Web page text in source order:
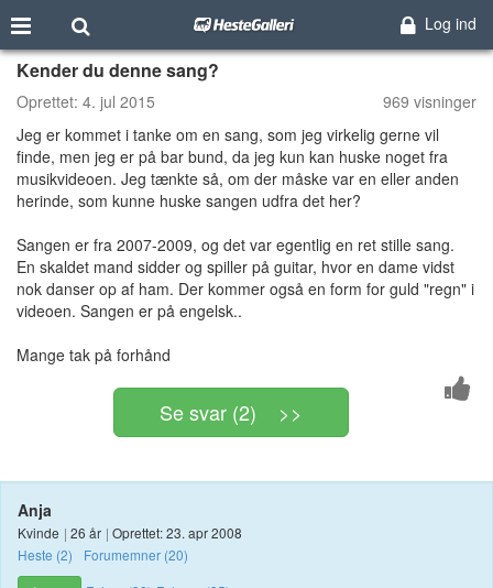
Log ind
Kender du denne sang?
Oprettet: 4. jul 2015
969 visninger
Jeg er kommet i tanke om en sang, som jeg virkelig gerne vil
finde, men jeg er på bar bund, da jeg kun kan huske noget fra
musikvideoen. Jeg tænkte så, om der måske var en eller anden
herinde, som kunne huske sangen udfra det her?
Sangen er fra 2007-2009, og det var egentlig en ret stille sang.
En skaldet mand sidder og spiller på guitar, hvor en dame vidst
nok danser op af ham. Der kommer også en form for guld "regn" i
videoen. Sangen er på engelsk..
Mange tak på forhånd
Se svar (2) >>
Anja
Kvinde | 26 år | Oprettet: 23. apr 2008
Heste (2)
Forumemner (20)